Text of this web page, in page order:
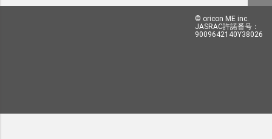
© oricon ME inc.
JASRAC許諾番号：
9009642140Y38026